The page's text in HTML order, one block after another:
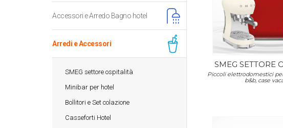
SMEG SETTORE
Piccoli elettrodomestici
b&b, case
Accessori e Arredo Bagno hotel
Arredi e Accessori
SMEG settore ospitalità
Minibar per hotel
Bollitori e Set colazione
Casseforti Hotel